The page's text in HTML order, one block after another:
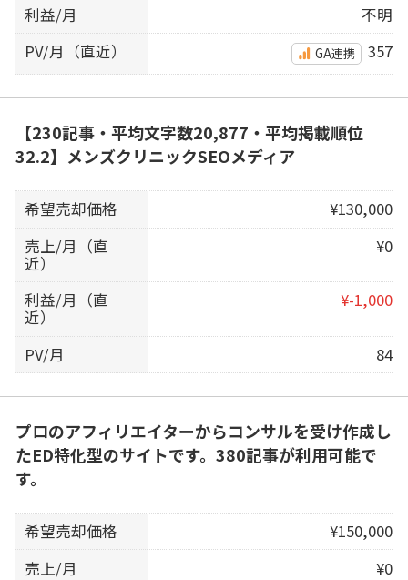
利益/月
不明
PV/月（直近）
GA連携 357
【230記事・平均文字数20,877・平均掲載順位
32.2】メンズクリニックSEOメディア
希望売却価格
¥130,000
売上/月（直
近）
¥0
利益/月（直
近）
¥-1,000
PV/月 84
プロのアフィリエイターからコンサルを受け作成し
たED特化型のサイトです。380記事が利用可能で
す。
希望売却価格
¥150,000
売上/月
¥0